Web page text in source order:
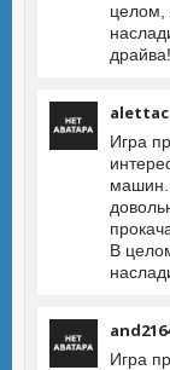
целом,
драйва!
alettac
Игра
машин.
В
Игра